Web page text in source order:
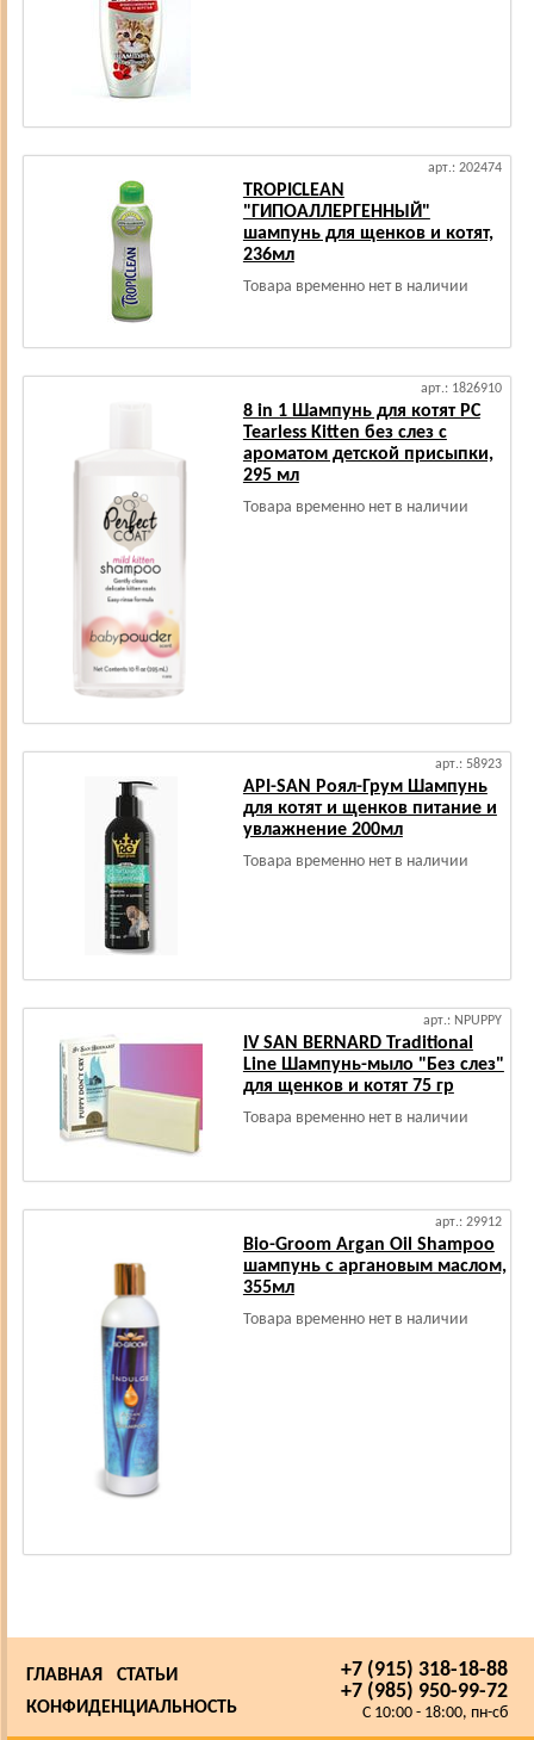
арт.: 202474
TROPICLEAN
"ГИПОАЛЛЕРГЕННЫЙ"
шампунь для щенков и котят,
236мл
Товара временно нет в наличии
арт.: 1826910
8 in 1 Шампунь для котят PC
Tearless Kitten без слез с
ароматом детской присыпки,
295 мл
Товара временно нет в наличии
арт.: 58923
API-SAN Роял-Грум Шампунь
для котят и щенков питание и
увлажнение 200мл
Товара временно нет в наличии
арт.: NPUPPY
IV SAN BERNARD Traditional
Line Шампунь-мыло "Без слез"
для щенков и котят 75 гр
Товара временно нет в наличии
арт.: 29912
Bio-Groom Argan Oil Shampoo
шампунь с аргановым маслом,
355мл
Товара временно нет в наличии
+7 (915) 318-18-88
+7 (985) 950-99-72
C 10:00 - 18:00, пн-сб
ГЛАВНАЯ
СТАТЬИ
КОНФИДЕНЦИАЛЬНОСТЬ